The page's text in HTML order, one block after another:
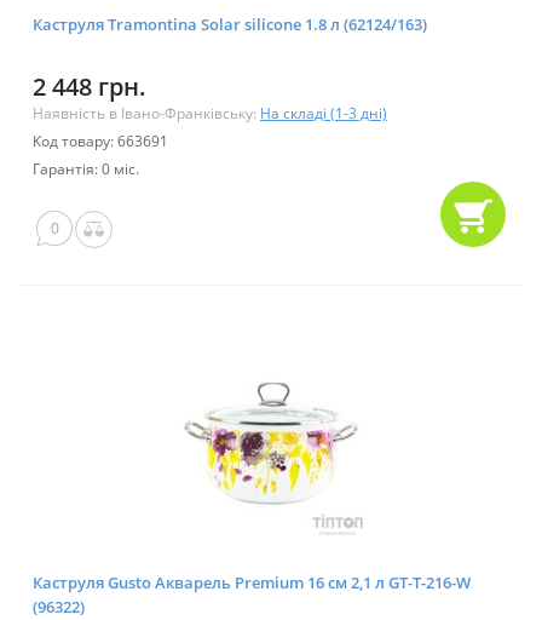
Каструля Tramontina Solar silicone 1.8 л (62124/163)
2 448 грн.
Наявність в Івано-Франківську: На складі (1-3 дні)
Код товару: 663691
Гарантія: 0 міс.
0
Каструля Gusto Акварель Premium 16 см 2,1 л GT-T-216-W
(96322)